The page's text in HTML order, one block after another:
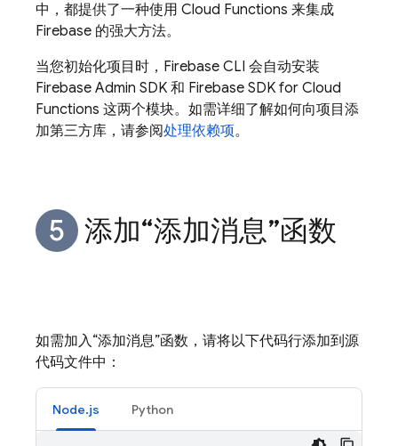
中，都提供了一种使用 Cloud Functions 来集成
Firebase 的强大方法。
当您初始化项目时， Firebase CLI 会自动安装
Firebase Admin SDK 和 Firebase SDK for Cloud
Functions 这两个模块。如需详细了解如何向项目添
加第三方库，请参阅处理依赖项。
添加“添加消息”函数
如需加入“添加消息”函数，请将以下代码行添加到源
代码文件中：
Node.js Python